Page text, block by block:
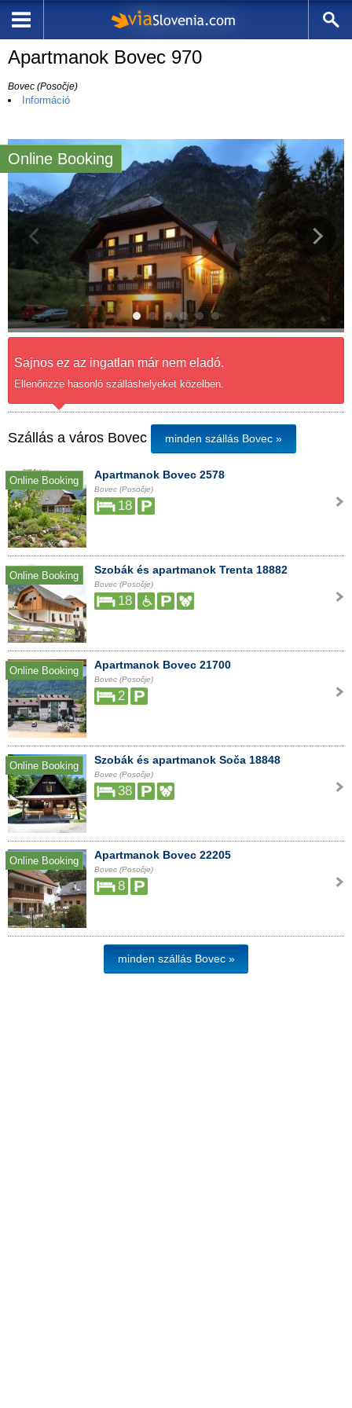
Apartmanok Bovec 970
Bovec (Posočje)
Információ
Online Booking
Sajnos ez az ingatlan már nem eladó.
Ellenőrizze hasonló szálláshelyeket közelben.
Szállás a város Bovec minden szállás Bovec »
Online Booking Apartmanok Bovec 2578
Bovec (Posočje)
18
Online Booking Szobák és apartmanok Trenta 18882
Bovec (Posočje)
18
Online Booking Apartmanok Bovec 21700
Bovec (Posočje)
2
Online Booking Szobák és apartmanok Soča 18848
Bovec (Posočje)
38
Online Booking Apartmanok Bovec 22205
Bovec (Posočje)
8
minden szállás Bovec »